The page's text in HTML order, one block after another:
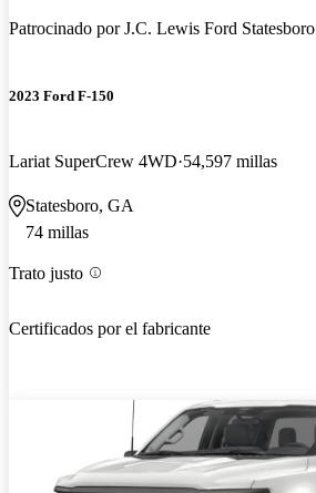
Patrocinado porJ.C. Lewis Ford Statesboro
2023 Ford F-150
Lariat SuperCrew 4WD 54,597 millas
Statesboro, GA
74 millas
Trato justo
Certificados por el fabricante